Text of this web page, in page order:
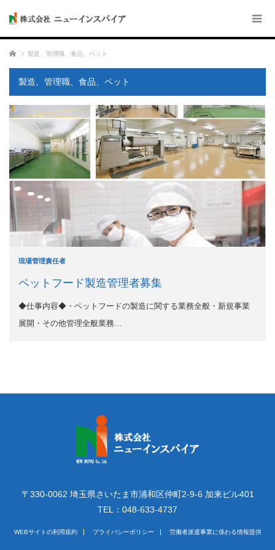
ホーム 製造、管理職、食品、ペット
製造、管理職、食品、ペット
現場管理責任者
ペットフード製造管理者募集
◆仕事内容◆・ペットフードの製造に関する業務全般・新規事業
展開・その他管理全般業務…
〒330-0062 埼玉県さいたま市浦和区仲町2-9-6 加来ビル401
TEL：048-633-4737
WEBサイトの利用規約 プライバシーポリシー 労働者派遣事業に係わる情報提供